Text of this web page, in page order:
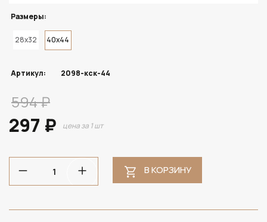
Размеры:
28x32 40x44
Артикул: 2098-кск-44
594 ₽
297 ₽ цена за 1 шт
В КОРЗИНУ